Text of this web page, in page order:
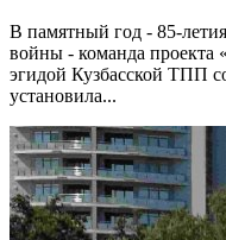
В памятный год - 85-
войны - команда
эгидой Кузбасской ТПП
установила...